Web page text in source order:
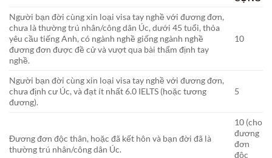
Người bạn đời cùng xin loại visa tay nghề với đương đơn,
chưa là thường trú nhân/công dân Úc, dưới 45 tuổi, thỏa
yêu cầu tiếng Anh, có ngành nghề giống ngành nghề
đương đơn được đề cử và vượt qua bài thẩm định tay
nghề.
10
Người bạn đời cùng xin loại visa tay nghề với đương đơn,
chưa định cư Úc, và đạt ít nhất 6.0 IELTS (hoặc tương
đương).
5
Đương đơn độc thân, hoặc đã kết hôn và bạn đời đã là
thường trú nhân/công dân Úc.
10 (cho
đương
đơn
độc